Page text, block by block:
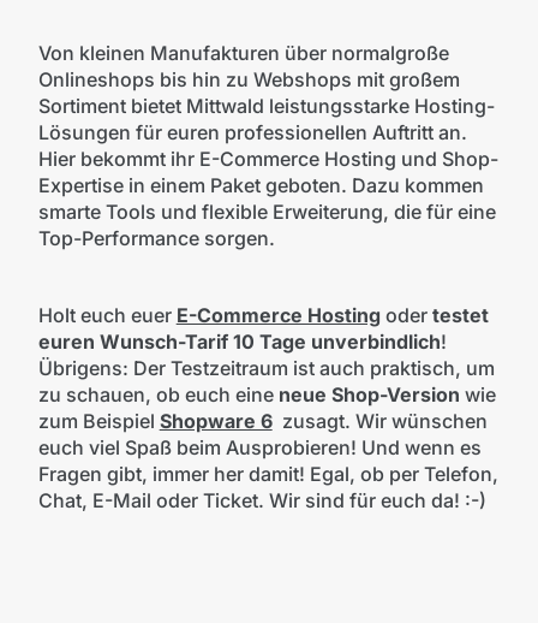
Von kleinen Manufakturen über normalgroße
Onlineshops bis hin zu Webshops mit großem
Sortiment bietet Mittwald leistungsstarke Hosting-
Lösungen für euren professionellen Auftritt an.
Hier bekommt ihr E-Commerce Hosting und Shop-
Expertise in einem Paket geboten. Dazu kommen
smarte Tools und flexible Erweiterung, die für eine
Top-Performance sorgen.
Holt euch euer E-Commerce Hosting oder testet
euren Wunsch-Tarif 10 Tage unverbindlich!
Übrigens: Der Testzeitraum ist auch praktisch, um
zu schauen, ob euch eine neue Shop-Version wie
zum Beispiel Shopware 6 zusagt. Wir wünschen
euch viel Spaß beim Ausprobieren! Und wenn es
Fragen gibt, immer her damit! Egal, ob per Telefon,
Chat, E-Mail oder Ticket. Wir sind für euch da! :-)